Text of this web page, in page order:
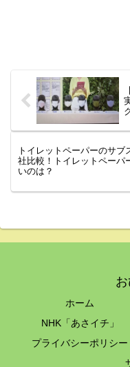
トイレットペーパーのサブ
社比較！トイレットペーパ
いのは？
ホーム
NHK「あさイチ」
プライバシーポリシー